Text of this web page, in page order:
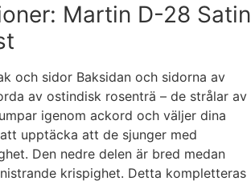
Martin D-28 Satin
och sidor Baksidan och sidorna av
av ostindisk rosenträ – de strålar av
igenom ackord och väljer dina
upptäcka att de sjunger med
Den nedre delen är bred medan
krispighet. Detta kompletteras